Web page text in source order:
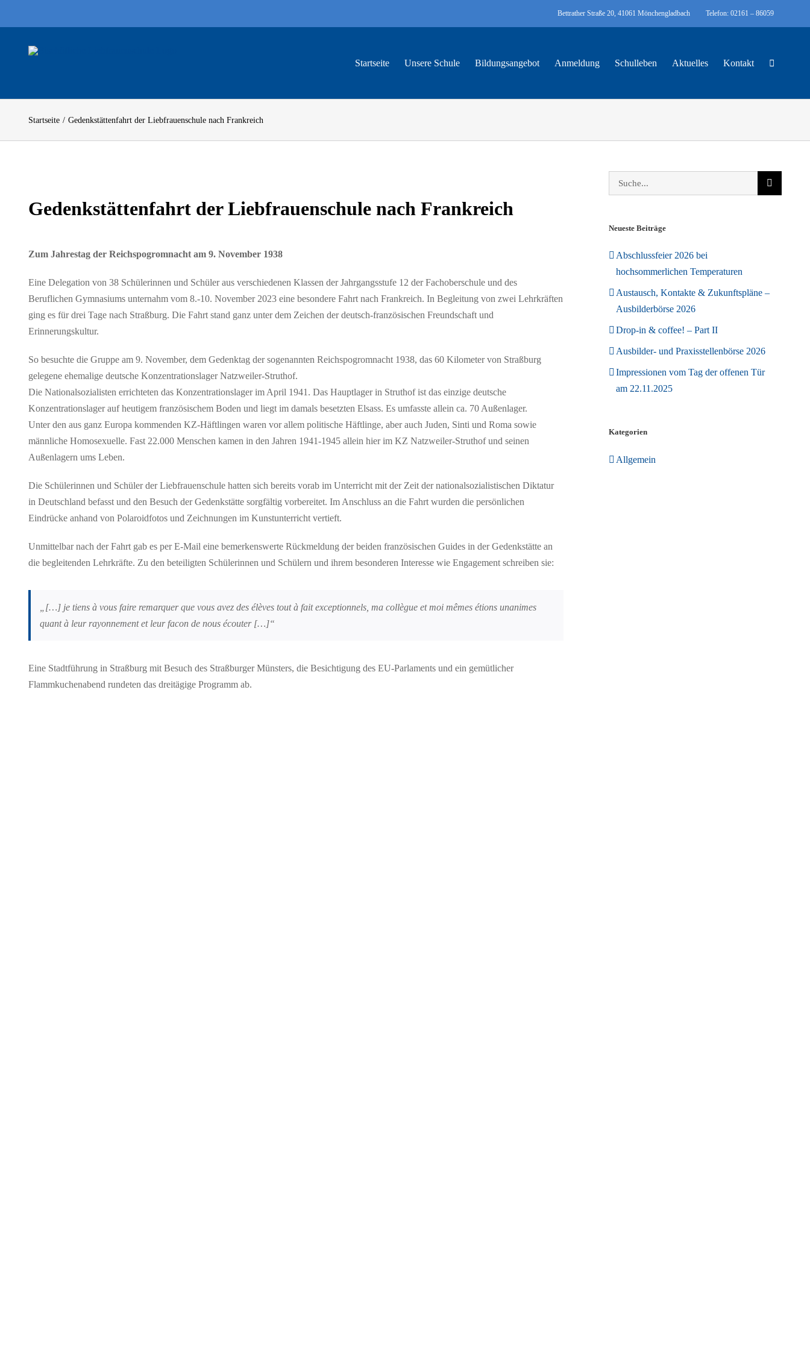
Bettrather Straße 20, 41061 Mönchengladbach Telefon: 02161 – 86059
Startseite Unsere Schule Bildungs­angebot Anmeldung Schulleben Aktuelles Kontakt
Startseite Gedenkstättenfahrt der Liebfrauenschule nach Frankreich
Bild
Gedenkstättenfahrt der Liebfrauenschule nach Frankreich
Zum Jahrestag der Reichspogromnacht am 9. November 1938
Eine Delegation von 38 Schülerinnen und Schüler aus verschiedenen Klassen der Jahrgangsstufe 12 der Fachoberschule und des
Beruflichen Gymnasiums unternahm vom 8.-10. November 2023 eine besondere Fahrt nach Frankreich. In Begleitung von zwei Lehrkräften
ging es für drei Tage nach Straßburg. Die Fahrt stand ganz unter dem Zeichen der deutsch-französischen Freundschaft und
Erinnerungskultur.
So besuchte die Gruppe am 9. November, dem Gedenktag der sogenannten Reichspogromnacht 1938, das 60 Kilometer von Straßburg
gelegene ehemalige deutsche Konzentrationslager Natzweiler-Struthof.
Die Nationalsozialisten errichteten das Konzentrationslager im April 1941. Das Hauptlager in Struthof ist das einzige deutsche
Konzentrationslager auf heutigem französischem Boden und liegt im damals besetzten Elsass. Es umfasste allein ca. 70 Außenlager.
Unter den aus ganz Europa kommenden KZ-Häftlingen waren vor allem politische Häftlinge, aber auch Juden, Sinti und Roma sowie
männliche Homosexuelle. Fast 22.000 Menschen kamen in den Jahren 1941-1945 allein hier im KZ Natzweiler-Struthof und seinen
Außenlagern ums Leben.
Die Schülerinnen und Schüler der Liebfrauenschule hatten sich bereits vorab im Unterricht mit der Zeit der nationalsozialistischen Diktatur
in Deutschland befasst und den Besuch der Gedenkstätte sorgfältig vorbereitet. Im Anschluss an die Fahrt wurden die persönlichen
Eindrücke anhand von Polaroidfotos und Zeichnungen im Kunstunterricht vertieft.
Unmittelbar nach der Fahrt gab es per E-Mail eine bemerkenswerte Rückmeldung der beiden französischen Guides in der Gedenkstätte an
die begleitenden Lehrkräfte. Zu den beteiligten Schülerinnen und Schülern und ihrem besonderen Interesse wie Engagement schreiben sie:
„[…] je tiens à vous faire remarquer que vous avez des élèves tout à faitexceptionnels, ma collègue et moi mêmes étions unanimes
quant à leur rayonnement et leur facon de nous écouter […]“
Eine Stadtführung in Straßburg mit Besuch des Straßburger Münsters, die Besichtigung des EU-Parlaments und ein gemütlicher
Flammkuchenabend rundeten das dreitägige Programm ab.
Suche
nach:
Neueste Beiträge
Abschlussfeier 2026 bei
hochsommerlichen Temperaturen
Austausch, Kontakte & Zukunftspläne –
Ausbilderbörse 2026
Drop-in & coffee! – Part II
Ausbilder- und Praxisstellenbörse 2026
Impressionen vom Tag der offenen Tür
am 22.11.2025
Kategorien
Allgemein